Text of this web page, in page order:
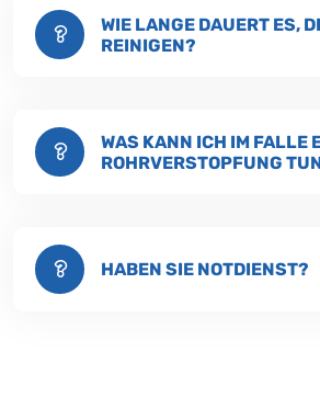
WIE LANGE DAUERT ES,
REINIGEN?
WAS KANN ICH IM FALLE
ROHRVERSTOPFUNG
HABEN SIE NOTDIENST?